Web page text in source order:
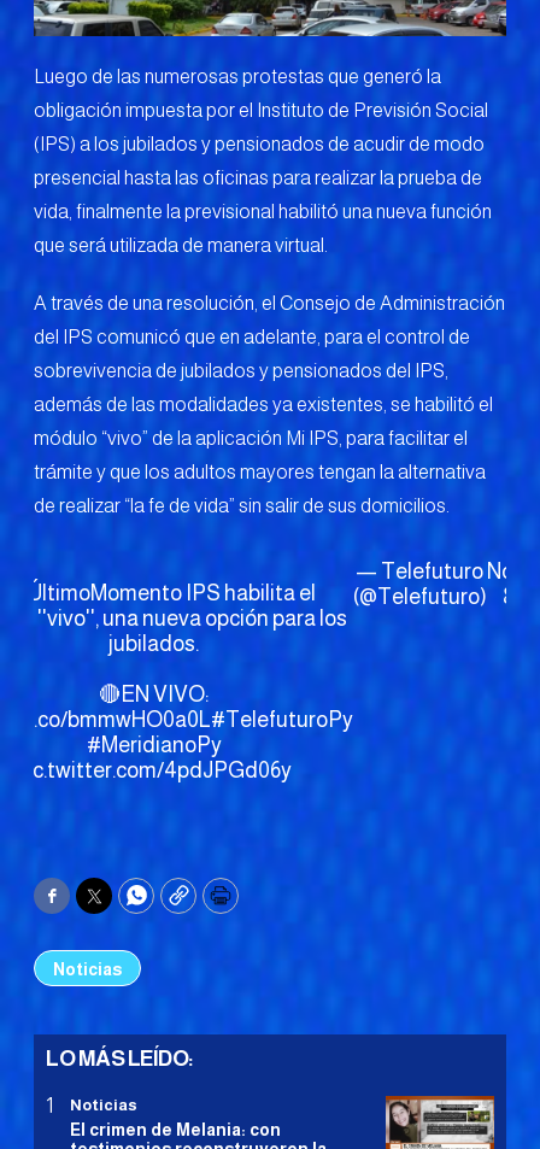
Luego de las numerosas protestas que generó la
obligación impuesta por el Instituto de Previsión Social
(IPS) a los jubilados y pensionados de acudir de modo
presencial hasta las oficinas para realizar la prueba de
vida, finalmente la previsional habilitó una nueva función
que será utilizada de manera virtual.
A través de una resolución, el Consejo de Administración
del IPS comunicó que en adelante, para el control de
sobrevivencia de jubilados y pensionados del IPS,
además de las modalidades ya existentes, se habilitó el
módulo “vivo” de la aplicación Mi IPS, para facilitar el
trámite y que los adultos mayores tengan la alternativa
de realizar “la fe de vida” sin salir de sus domicilios.
#ÚltimoMomento IPS habilita el
''vivo'', una nueva opción para los
jubilados.
🔴EN VIVO:
t.co/bmmwHO0a0L#TelefuturoPy
#MeridianoPy
pic.twitter.com/4pdJPGd06y
— Telefuturo
(@Telefuturo)
8,
Facebook
TwitterWhatsApp
CopyPrint
Noticias
LO MÁS LEÍDO:
Noticias
El crimen de Melania: con